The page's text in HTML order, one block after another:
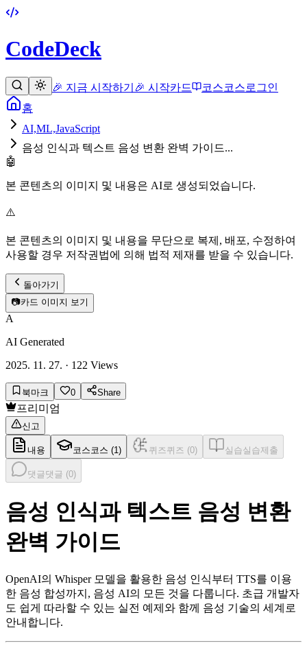
CodeDeck
🎉 지금 시작하기 🎉 시작카드 코스코스로그인
홈
AI,ML,JavaScript
음성 인식과 텍스트 음성 변환 완벽 가이드...
🤖
본 콘텐츠의 이미지 및 내용은 AI로 생성되었습니다.
⚠️
본 콘텐츠의 이미지 및 내용을 무단으로 복제, 배포, 수정하여
사용할 경우 저작권법에 의해 법적 제재를 받을 수 있습니다.
돌아가기
📷카드 이미지 보기
A
AI Generated
2025. 11. 27. · 122 Views
북마크 0 Share
프리미엄
신고
내용 코스 코스 (1 ) 퀴즈퀴즈 (0) 실습실습제출
댓글댓글 (0)
음성 인식과 텍스트 음성 변환
완벽 가이드
OpenAI의 Whisper 모델을 활용한 음성 인식부터 TTS를 이용
한 음성 합성까지, 음성 AI의 모든 것을 다룹니다. 초급 개발자
도 쉽게 따라할 수 있는 실전 예제와 함께 음성 기술의 세계로
안내합니다.